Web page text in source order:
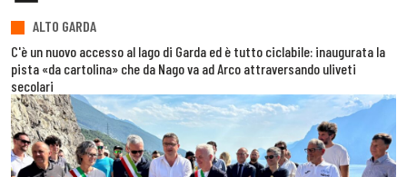
ALTO GARDA
C'è un nuovo accesso al lago di Garda ed è tutto ciclabile: inaugurata la
pista «da cartolina» che da Nago va ad Arco attraversando uliveti
secolari